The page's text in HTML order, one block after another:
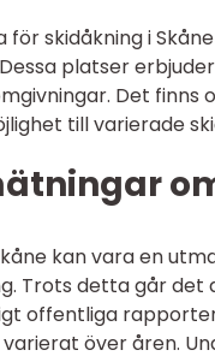
skidåkning i
platser
Det
till varierade
kan vara en
Trots detta går
offentliga
över åren.